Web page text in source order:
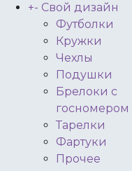
+- Свой дизайн
Футболки
Кружки
Чехлы
Подушки
Брелоки с
госномером
Тарелки
Фартуки
Прочее